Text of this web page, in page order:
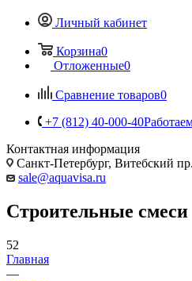
Личный кабинет
Корзина0
Отложенные0
Сравнение товаров0
+7 (812) 40-000-40
Контактная информация
Санкт-Петербург, Витебский
sale@aquavisa.ru
Строительные смеси
52
Главная
—